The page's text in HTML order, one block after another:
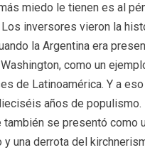
miedo le tienen es al
inversores vieron la
la Argentina era
como un
de Latinoamérica. Y a
años de populismo.
también se presentó como
y una derrota del